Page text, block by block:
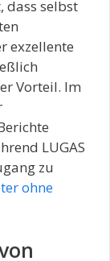
dass selbst
exzellente
Vorteil. Im
LUGAS
zu
ohne